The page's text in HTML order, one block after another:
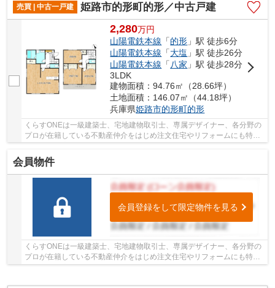
売買 | 中古一戸建 姫路市的形町的形／中古戸建
2,280万円
山陽電鉄本線 「的形 」駅 徒歩6分
山陽電鉄本線 「大塩 」駅 徒歩26分
山陽電鉄本線 「 八家 」駅 徒歩28分
3LDK
建物面積：94.76㎡（28.66坪）
土地面積：146.07㎡（44.18坪）
兵庫県姫路市的形町的形
くらすONEは一級建築士、宅地建物取引士、専属デザイナー、各分野の
プロが在籍している不動産仲介をはじめ注文住宅やリフォームにも特化
しているお店です♪住まいに関する事は何でも気...
会員物件
会員登録をして限定物件を見る
くらすONEは一級建築士、宅地建物取引士、専属デザイナー、各分野の
プロが在籍している不動産仲介をはじめ注文住宅やリフォームにも特化
しているお店です♪住まいに関する事は何でも気...